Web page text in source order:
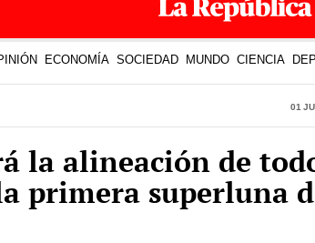
ECONOMÍA SOCIEDAD MUNDO CIENCIA
01
la alineación de
primera superluna